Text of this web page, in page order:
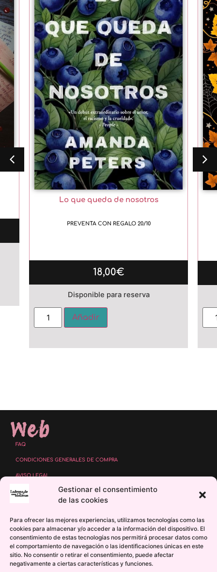
Gestionar el consentimiento
de las cookies
Para ofrecer las mejores experiencias, utilizamos tecnologías como las
cookies para almacenar y/o acceder a la información del dispositivo. El
consentimiento de estas tecnologías nos permitirá procesar datos como
el comportamiento de navegación o las identificaciones únicas en este
sitio. No consentir o retirar el consentimiento, puede afectar
negativamente a ciertas características y funciones.
Lo que queda de nosotros
PREVENTA CON REGALO 20/10
18,00€
Disponible para reserva
Añadir
Web
FAQ
CONDICIONES GENERALES DE COMPRA
AVISO LEGAL
POLÍTICA DE PROTECCIÓN DE DATOS
POLÍTICA DE COMENTARIOS Y VALORACIONES